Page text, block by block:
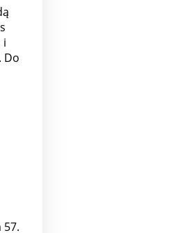
i
Do